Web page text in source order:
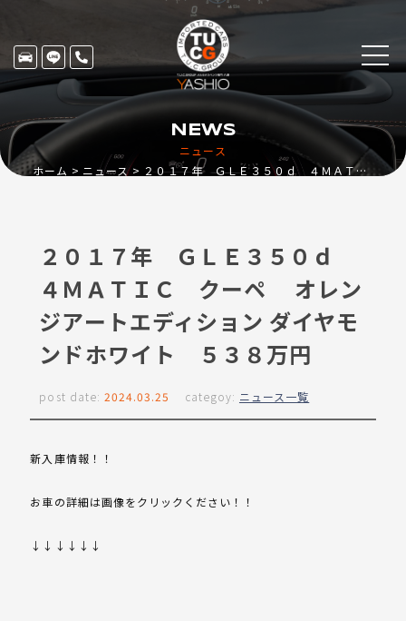
ニュース
NEWS
ホーム ニュース ２０１７年 ＧＬＥ３５０ｄ ４ＭＡＴＩＣ クーペ オレンジアートエディション ダイヤモンドホワイト ５３８万円
２０１７年 ＧＬＥ３５０ｄ
４ＭＡＴＩＣ クーペ オレン
ジアートエディション ダイヤモ
ンドホワイト ５３８万円
post date: 2024.03.25 categoy: ニュース一覧
新入庫情報！！
お車の詳細は画像をクリックください！！
↓↓↓↓↓↓